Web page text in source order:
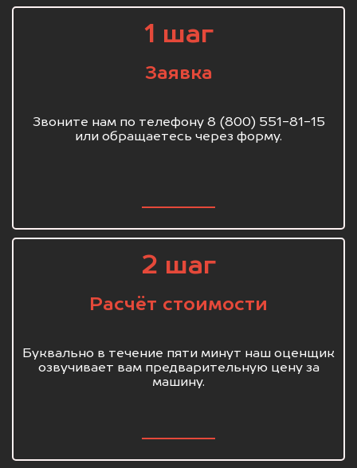
1 шаг
Заявка
Звоните нам по телефону 8 (800) 551-81-15
или обращаетесь через форму.
2 шаг
Расчёт стоимости
Буквально в течение пяти минут наш оценщик
озвучивает вам предварительную цену за
машину.